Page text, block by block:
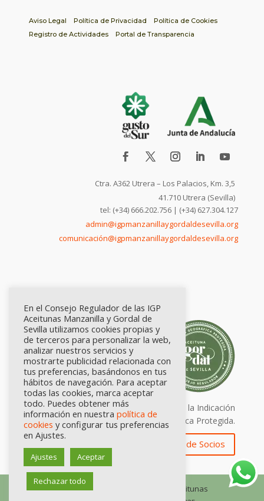
Aviso Legal Política de Privacidad
Política de Cookies
Registro de Actividades
Portal de Transparencia
Ctra. A362 Utrera – Los Palacios, Km. 3,5
41.710 Utrera (Sevilla)
tel: (+34) 666.202.756 | (+34) 627.304.127
admin@igpmanzanillaygordaldesevilla.org
comunicación@igpmanzanillaygordaldesevilla.org
Calidad certificada por Origen. Sellos de la Indicación
Geográfica Protegida.
Zona de Socios
© Consejo Regulador de las IGP Aceitunas
En el Consejo Regulador de las IGP
Aceitunas Manzanilla y Gordal de
Sevilla utilizamos cookies propias y
de terceros para personalizar la web,
analizar nuestros servicios y
mostrarte publicidad relacionada con
tus preferencias, basándonos en tus
hábitos de navegación. Para aceptar
todas las cookies, marca aceptar
todo. Puedes obtener más
información en nuestra política de
cookies y configurar tus preferencias
en Ajustes.
Ajustes Aceptar
Rechazar todo